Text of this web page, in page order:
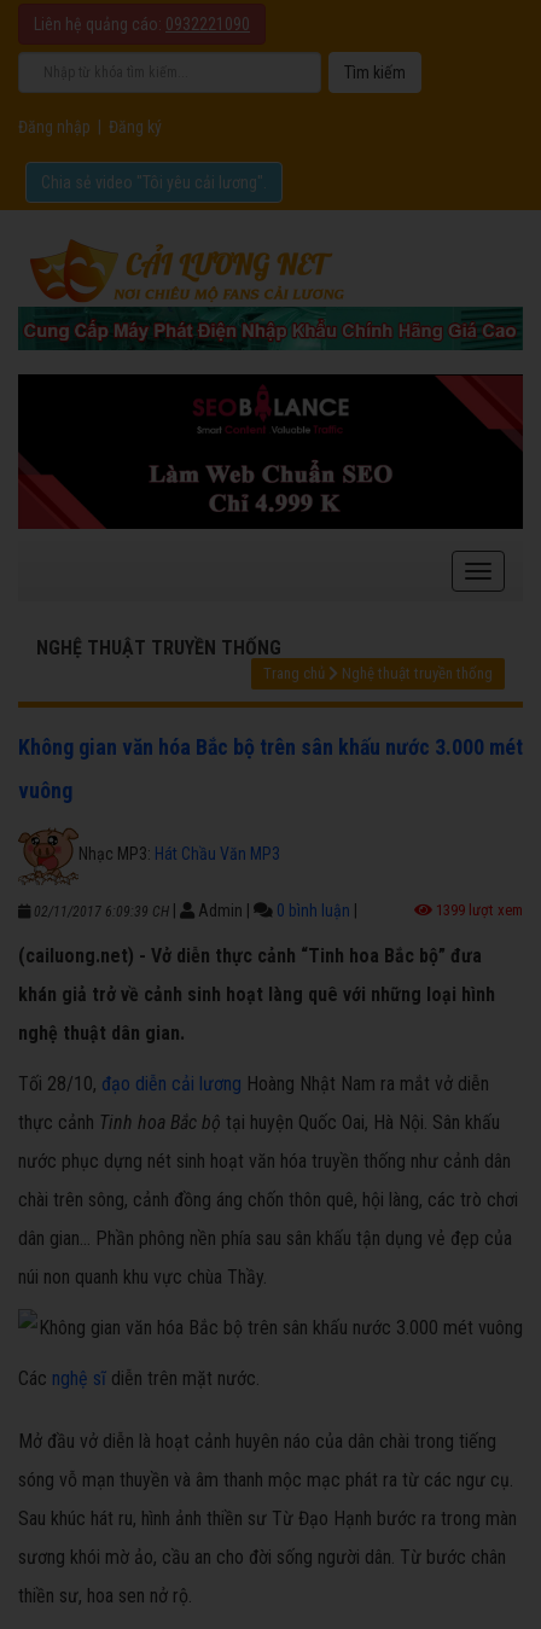
Liên hệ quảng cáo: 0932221090
Đăng nhập Đăng ký
Chia sẻ video "Tôi yêu cải lương".
NGHỆ THUẬT TRUYỀN THỐNG
Trang chủ Nghệ thuật truyền thống
Không gian văn hóa Bắc bộ trên sân khấu nước 3.000 mét
vuông
Nhạc MP3: Hát Chầu Văn MP3
02/11/2017 6:09:39 CH Admin 0 bình luận 1399 lượt xem
(cailuong.net) - Vở diễn thực cảnh “Tinh hoa Bắc bộ” đưa
khán giả trở về cảnh sinh hoạt làng quê với những loại hình
nghệ thuật dân gian.
Tối 28/10, đạo diễn cải lương Hoàng Nhật Nam ra mắt vở diễn
thực cảnh Tinh hoa Bắc bộ tại huyện Quốc Oai, Hà Nội. Sân khấu
nước phục dựng nét sinh hoạt văn hóa truyền thống như cảnh dân
chài trên sông, cảnh đồng áng chốn thôn quê, hội làng, các trò chơi
dân gian… Phần phông nền phía sau sân khấu tận dụng vẻ đẹp của
núi non quanh khu vực chùa Thầy.
Các nghệ sĩ diễn trên mặt nước.
Mở đầu vở diễn là hoạt cảnh huyên náo của dân chài trong tiếng
sóng vỗ mạn thuyền và âm thanh mộc mạc phát ra từ các ngư cụ.
Sau khúc hát ru, hình ảnh thiền sư Từ Đạo Hạnh bước ra trong màn
sương khói mờ ảo, cầu an cho đời sống người dân. Từ bước chân
thiền sư, hoa sen nở rộ.